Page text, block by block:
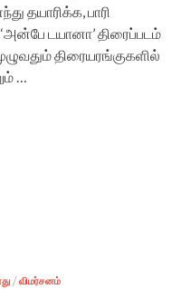
தயாரிக்க, பாரி
டயானா’ திரைப்படம்
திரையரங்குகளில்
…
/ விமர்சனம்